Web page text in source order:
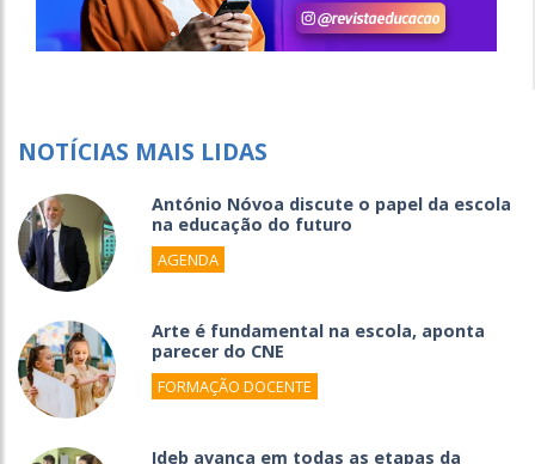
NOTÍCIAS MAIS LIDAS
António Nóvoa discute o papel da escola
na educação do futuro
AGENDA
Arte é fundamental na escola, aponta
parecer do CNE
FORMAÇÃO DOCENTE
Ideb avança em todas as etapas da